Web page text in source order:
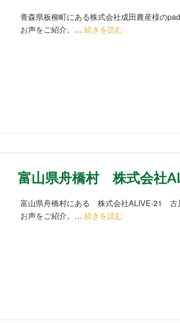
青森県板柳町にある株式会社成田農産様の
お声をご紹介。… 続きを読む
富山県舟橋村 株式会社
富山県舟橋村にある 株式会社ALIVE-21 古
お声をご紹介。… 続きを読む